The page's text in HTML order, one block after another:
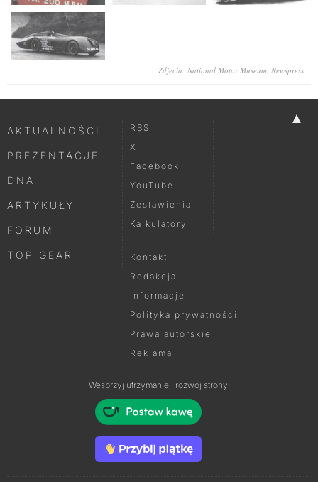
Zdjęcia: National Motor Museum, Newspress
▲
AKTUALNOŚCI
PREZENTACJE
DNA
ARTYKUŁY
FORUM
TOP GEAR
RSS
X
Facebook
YouTube
Zestawienia
Kalkulatory
Kontakt
Redakcja
Informacje
Polityka prywatności
Prawa autorskie
Reklama
Wesprzyj utrzymanie i rozwój strony: